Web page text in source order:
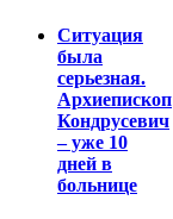
Ситуация
была
серьезная.
Архиепископ
Кондрусевич
– уже 10
дней в
больнице